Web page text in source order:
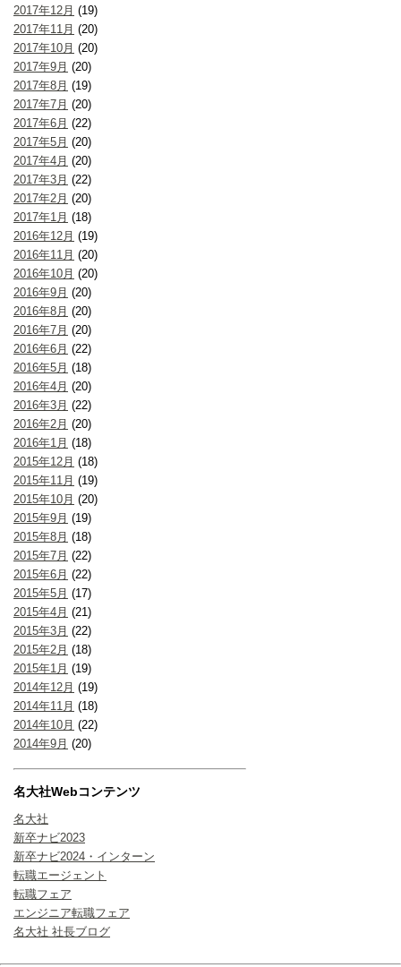
2017年12月 (19)
2017年11月 (20)
2017年10月 (20)
2017年9月 (20)
2017年8月 (19)
2017年7月 (20)
2017年6月 (22)
2017年5月 (20)
2017年4月 (20)
2017年3月 (22)
2017年2月 (20)
2017年1月 (18)
2016年12月 (19)
2016年11月 (20)
2016年10月 (20)
2016年9月 (20)
2016年8月 (20)
2016年7月 (20)
2016年6月 (22)
2016年5月 (18)
2016年4月 (20)
2016年3月 (22)
2016年2月 (20)
2016年1月 (18)
2015年12月 (18)
2015年11月 (19)
2015年10月 (20)
2015年9月 (19)
2015年8月 (18)
2015年7月 (22)
2015年6月 (22)
2015年5月 (17)
2015年4月 (21)
2015年3月 (22)
2015年2月 (18)
2015年1月 (19)
2014年12月 (19)
2014年11月 (18)
2014年10月 (22)
2014年9月 (20)
名大社Webコンテンツ
名大社
新卒ナビ2023
新卒ナビ2024・インターン
転職エージェント
転職フェア
エンジニア転職フェア
名大社 社長ブログ